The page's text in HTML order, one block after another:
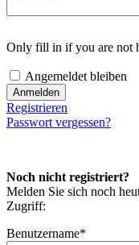
Only fill in if you are not
Angemeldet bleiben
Registrieren
Passwort vergessen?
Noch nicht registriert?
Melden Sie sich noch
Zugriff:
Benutzername*